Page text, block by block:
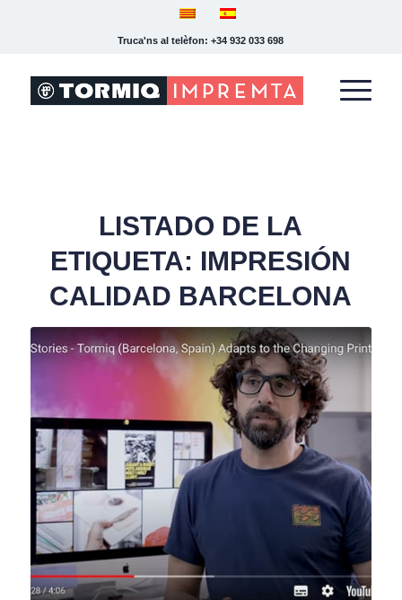
Truca'ns al telèfon: +34 932 033 698
LISTADO DE LA
ETIQUETA: IMPRESIÓN
CALIDAD BARCELONA